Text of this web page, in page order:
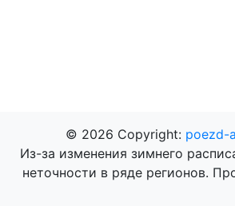
© 2026 Copyright: poezd-
Из-за изменения зимнего
неточности в ряде регионов.